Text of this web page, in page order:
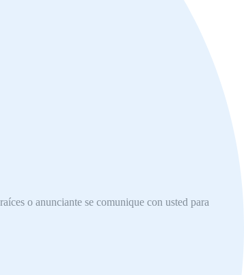
o anunciante se comunique con usted para